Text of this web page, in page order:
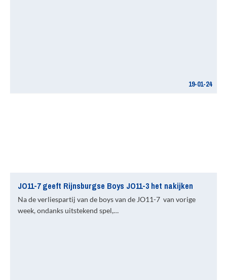
19-01-24
JO11-7 geeft Rijnsburgse Boys JO11-3 het nakijken
Na de verliespartij van de boys van de JO11-7 van vorige
week, ondanks uitstekend spel,…